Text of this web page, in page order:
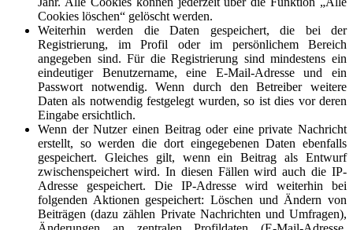
Cookies löschen“ gelöscht werden.
Weiterhin werden die Daten gespeichert, die bei der
Registrierung, im Profil oder im persönlichem Bereich
angegeben sind. Für die Registrierung sind mindestens ein
eindeutiger Benutzername, eine E-Mail-Adresse und ein
Passwort notwendig. Wenn durch den Betreiber weitere
Daten als notwendig festgelegt wurden, so ist dies vor deren
Eingabe ersichtlich.
Wenn der Nutzer einen Beitrag oder eine private Nachricht
erstellt, so werden die dort eingegebenen Daten ebenfalls
gespeichert. Gleiches gilt, wenn ein Beitrag als Entwurf
zwischenspeichert wird. In diesen Fällen wird auch die IP-
Adresse gespeichert. Die IP-Adresse wird weiterhin bei
folgenden Aktionen gespeichert: Löschen und Ändern von
Beiträgen (dazu zählen Private Nachrichten und Umfragen),